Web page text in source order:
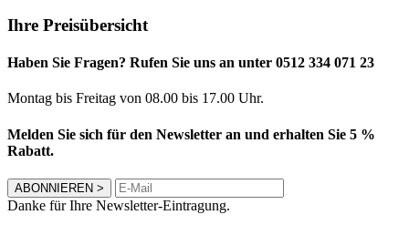
Ihre Preisübersicht
Haben Sie Fragen? Rufen Sie uns an unter 0512 334 071 23
Montag bis Freitag von 08.00 bis 17.00 Uhr.
Melden Sie sich für den Newsletter an und erhalten Sie 5 %
Rabatt.
ABONNIEREN >
Danke für Ihre Newsletter-Eintragung.